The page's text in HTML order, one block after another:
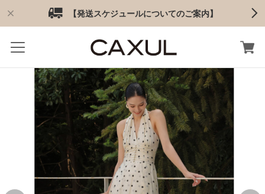
【発送スケジュールについてのご案内】